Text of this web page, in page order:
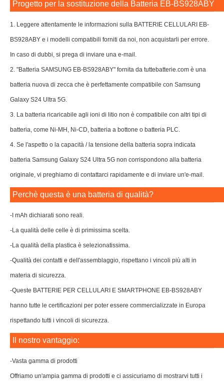
Progetto per la sostituzione della Batteria EB-BS928ABY
1. Leggere attentamente le informazioni sulla BATTERIE CELLULARI EB-
BS928ABY e i modelli compatibili forniti da noi, non acquistarli per errore.
In caso di dubbi, si prega di inviare una e-mail.
2. "Batteria SAMSUNG EB-BS928ABY" fornita da tuttebatterie.com è una
batteria nuova di zecca che è perfettamente compatibile con Samsung
Galaxy S24 Ultra 5G.
3. La batteria ricaricabile agli ioni di litio non è compatibile con altri tipi di
batteria, come Ni-MH, Ni-CD, batteria a bottone o batteria PLC.
4. Se l'aspetto o la capacità / la tensione della batteria sopra indicata
batteria Samsung Galaxy S24 Ultra 5G non corrispondono alla batteria
originale, vi preghiamo di contattarci rapidamente e di inviare un'e-mail.
Perchè questa è una batteria di qualità?
-I mAh dichiarati sono reali.
-La qualità delle celle è di primissima scelta.
-La qualità della plastica è selezionatissima.
-Qualità dei contatti e dell'assemblaggio, rispettano i vincoli più alti in
materia di sicurezza.
-Queste BATTERIE PER CELLULARI E SMARTPHONE EB-BS928ABY
hanno tutte le certificazioni per poter essere commercializzate in Europa
rispettando tutti i vincoli di sicurezza.
Il nostro vantaggio:
-Vasta gamma di prodotti
Offriamo un'ampia gamma di prodotti e ci assicuriamo di mostrarvi tutti i